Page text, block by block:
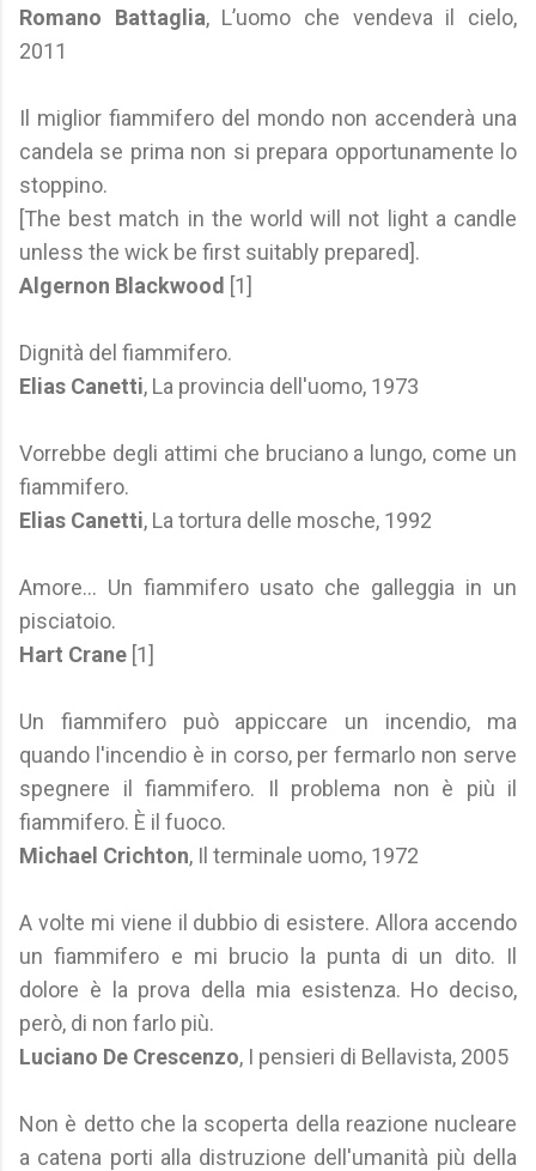
Romano Battaglia, L’uomo che vendeva il cielo,
2011
Il miglior fiammifero del mondo non accenderà una
candela se prima non si prepara opportunamente lo
stoppino.
[The best match in the world will not light a candle
unless the wick be first suitably prepared].
Algernon Blackwood [1]
Dignità del fiammifero.
Elias Canetti, La provincia dell'uomo, 1973
Vorrebbe degli attimi che bruciano a lungo, come un
fiammifero.
Elias Canetti, La tortura delle mosche, 1992
Amore... Un fiammifero usato che galleggia in un
pisciatoio.
Hart Crane [1]
Un fiammifero può appiccare un incendio, ma
quando l'incendio è in corso, per fermarlo non serve
spegnere il fiammifero. Il problema non è più il
fiammifero. È il fuoco.
Michael Crichton, Il terminale uomo, 1972
A volte mi viene il dubbio di esistere. Allora accendo
un fiammifero e mi brucio la punta di un dito. Il
dolore è la prova della mia esistenza. Ho deciso,
però, di non farlo più.
Luciano De Crescenzo, I pensieri di Bellavista, 2005
Non è detto che la scoperta della reazione nucleare
a catena porti alla distruzione dell'umanità più della